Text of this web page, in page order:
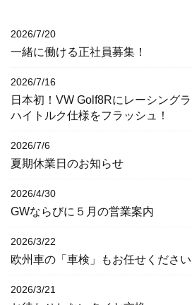
2026/7/20
一緒に働ける正社員募集！
2026/7/16
日本初！VW Golf8Rにレーシング
ハイトルク仕様をフラッシュ！
2026/7/6
夏期休業日のお知らせ
2026/4/30
GWならびに５月の営業案内
2026/3/22
欧州車の「車検」もお任せください
2026/3/21